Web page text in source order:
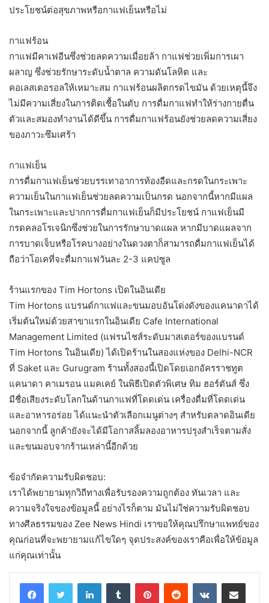
ประโยชน์ต่อสุขภาพหรือกาแฟเย็นหรือไม่
กาแฟร้อน
กาแฟมีคาเฟอีนซึ่งช่วยลดความเมื่อยล้า กาแฟช่วยเพิ่มการเผา
ผลาญ ซึ่งช่วยรักษาระดับน้ำตาล ความดันโลหิต และ
คอเลสเตอรอลให้เหมาะสม กาแฟร้อนผลิตกรดไขมัน ด้วยเหตุนี้จึง
ไม่มีความเสี่ยงในการติดเชื้อในตับ การดื่มกาแฟทำให้ร่างกายตื่น
ตัวและสมองทำงานได้ดีขึ้น การดื่มกาแฟร้อนยังช่วยลดความเสี่ยง
ของภาวะซึมเศร้า
กาแฟเย็น
การดื่มกาแฟเย็นช่วยบรรเทาอาการท้องอืดและกรดในกระเพาะ
ความเย็นในกาแฟเย็นช่วยลดความเป็นกรด นอกจากนี้หากมีแผล
ในกระเพาะและปากการดื่มกาแฟเย็นก็มีประโยชน์ กาแฟเย็นมี
กรดคลอโรเจนิกซึ่งช่วยในการรักษาบาดแผล หากมีบาดแผลจาก
การบาดเจ็บหรือโรคบางอย่างในดวงตาก็สามารถดื่มกาแฟเย็นได้
ถือว่าโอเคที่จะดื่มกาแฟวันละ 2-3 แคปซูล
ร้านแรกของ Tim Hortons เปิดในอินเดีย
Tim Hortons แบรนด์กาแฟและขนมอบอันโด่งดังของแคนาดาได้
เริ่มต้นใหม่ด้วยสาขาแรกในอินเดีย Cafe International
Management Limited (แฟรนไชส์ระดับมาสเตอร์ของแบรนด์
Tim Hortons ในอินเดีย) ได้เปิดร้านในสองแห่งของ Delhi-NCR
ที่ Saket และ Gurugram ร้านทั้งสองนี้เปิดโดยเอกอัครราชทูต
แคนาดา คาเมรอน แมคเคย์ ในพิธีเปิดตัวพิเศษ ทิม ฮอร์ตันส์ ซึ่ง
มีชื่อเสียงระดับโลกในด้านกาแฟที่โดดเด่น เครื่องดื่มที่โดดเด่น
และอาหารอร่อย ได้แนะนำตัวเลือกเมนูต่างๆ สำหรับตลาดอินเดีย
นอกจากนี้ ลูกค้ายังจะได้มีโอกาสลิ้มลองอาหารปรุงสำเร็จตามสั่ง
และขนมอบจากร้านเหล่านี้อีกด้วย
ข้อจำกัดความรับผิดชอบ:
เราได้พยายามทุกวิถีทางเพื่อรับรองความถูกต้อง ทันเวลา และ
ความจริงใจของข้อมูลนี้ อย่างไรก็ตาม มันไม่ใช่ความรับผิดชอบ
ทางศีลธรรมของ Zee News Hindi เราขอให้คุณปรึกษาแพทย์ของ
คุณก่อนที่จะพยายามแก้ไขใดๆ จุดประสงค์ของเราคือเพื่อให้ข้อมูล
แก่คุณเท่านั้น
LinkedInTumblr PinterestReddit VKontakteShare via Email